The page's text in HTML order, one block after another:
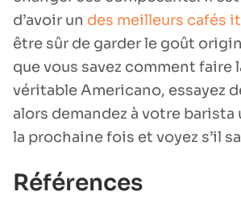
d’avoir un des meilleurs cafés
être sûr de garder le goût
que vous savez comment faire
véritable Americano, essayez
alors demandez à votre barista
la prochaine fois et voyez s’il
Références